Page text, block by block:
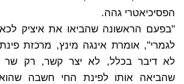
הפסיכיאטרי גהה.
"בפעם הראשונה שהביאו את איציק
לגמרי", אומרת אינגה מינץ, מרכזת
לא דיבר בכלל, לא יצר קשר, רק שר
שהביאה אותו לפינת החי חשבה